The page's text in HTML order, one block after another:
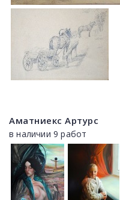
Аматниекс Артурс
в наличии 9 работ